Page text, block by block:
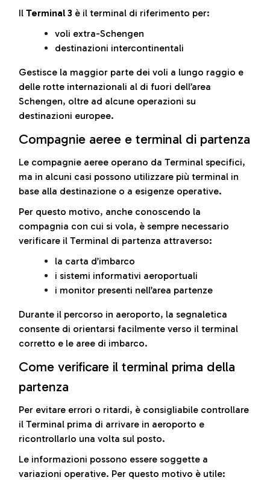
Il Terminal 3 è il terminal di riferimento per:
voli extra-Schengen
destinazioni intercontinentali
Gestisce la maggior parte dei voli a lungo raggio e
delle rotte internazionali al di fuori dell’area
Schengen, oltre ad alcune operazioni su
destinazioni europee.
Compagnie aeree e terminal di partenza
Le compagnie aeree operano da Terminal specifici,
ma in alcuni casi possono utilizzare più terminal in
base alla destinazione o a esigenze operative.
Per questo motivo, anche conoscendo la
compagnia con cui si vola, è sempre necessario
verificare il Terminal di partenza attraverso:
la carta d’imbarco
i sistemi informativi aeroportuali
i monitor presenti nell’area partenze
Durante il percorso in aeroporto, la segnaletica
consente di orientarsi facilmente verso il terminal
corretto e le aree di imbarco.
Come verificare il terminal prima della
partenza
Per evitare errori o ritardi, è consigliabile controllare
il Terminal prima di arrivare in aeroporto e
ricontrollarlo una volta sul posto.
Le informazioni possono essere soggette a
variazioni operative. Per questo motivo è utile: